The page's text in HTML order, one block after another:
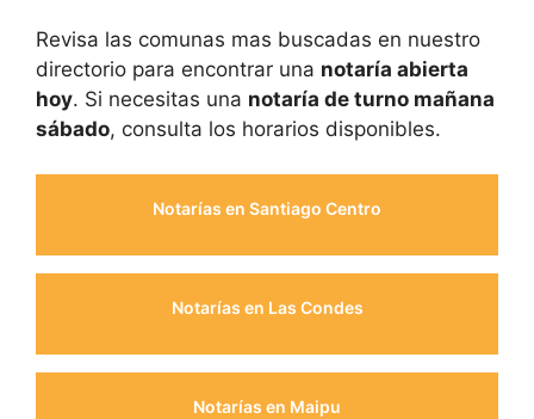
Revisa las comunas mas buscadas en nuestro
directorio para encontrar una notaría abierta
hoy. Si necesitas una notaría de turno mañana
sábado, consulta los horarios disponibles.
Notarías en Santiago Centro
Notarías en Las Condes
Notarías en Maipu